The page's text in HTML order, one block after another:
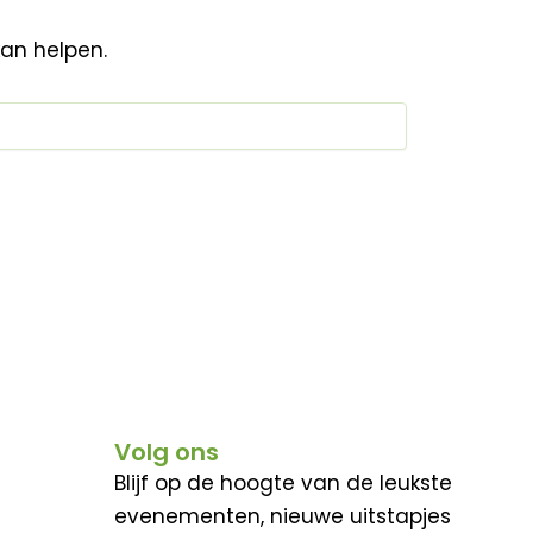
helpen.
Volg ons
Blijf op de hoogte van de leukste
evenementen, nieuwe uitstapjes